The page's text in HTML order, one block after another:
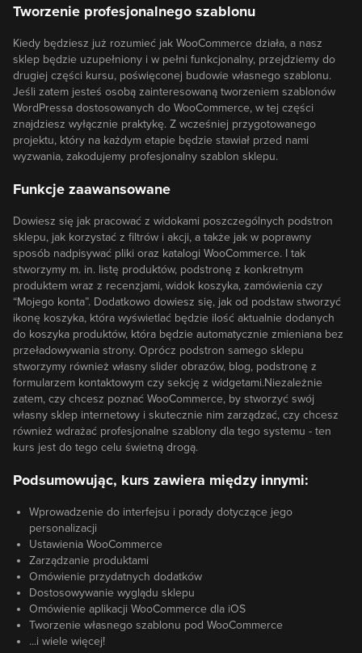
Tworzenie profesjonalnego szablonu
Kiedy będziesz już rozumieć jak WooCommerce działa, a nasz
sklep będzie uzupełniony i w pełni funkcjonalny, przejdziemy do
drugiej części kursu, poświęconej budowie własnego szablonu.
Jeśli zatem jesteś osobą zainteresowaną tworzeniem szablonów
WordPressa dostosowanych do WooCommerce, w tej części
znajdziesz wyłącznie praktykę. Z wcześniej przygotowanego
projektu, który na każdym etapie będzie stawiał przed nami
wyzwania, zakodujemy profesjonalny szablon sklepu.
Funkcje zaawansowane
Dowiesz się jak pracować z widokami poszczególnych podstron
sklepu, jak korzystać z filtrów i akcji, a także jak w poprawny
sposób nadpisywać pliki oraz katalogi WooCommerce. I tak
stworzymy m. in. listę produktów, podstronę z konkretnym
produktem wraz z recenzjami, widok koszyka, zamówienia czy
“Mojego konta”. Dodatkowo dowiesz się, jak od podstaw stworzyć
ikonę koszyka, która wyświetlać będzie ilość aktualnie dodanych
do koszyka produktów, która będzie automatycznie zmieniana bez
przeładowywania strony. Oprócz podstron samego sklepu
stworzymy również własny slider obrazów, blog, podstronę z
formularzem kontaktowym czy sekcję z widgetami.Niezależnie
zatem, czy chcesz poznać WooCommerce, by stworzyć swój
własny sklep internetowy i skutecznie nim zarządzać, czy chcesz
również wdrażać profesjonalne szablony dla tego systemu - ten
kurs jest do tego celu świetną drogą.
Podsumowując, kurs zawiera między innymi:
Wprowadzenie do interfejsu i porady dotyczące jego
personalizacji
Ustawienia WooCommerce
Zarządzanie produktami
Omówienie przydatnych dodatków
Dostosowywanie wyglądu sklepu
Omówienie aplikacji WooCommerce dla iOS
Tworzenie własnego szablonu pod WooCommerce
...i wiele więcej!